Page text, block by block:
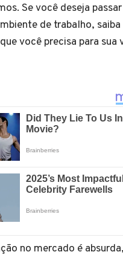
Se você deseja
de trabalho, saiba
você precisa para sua
no mercado é